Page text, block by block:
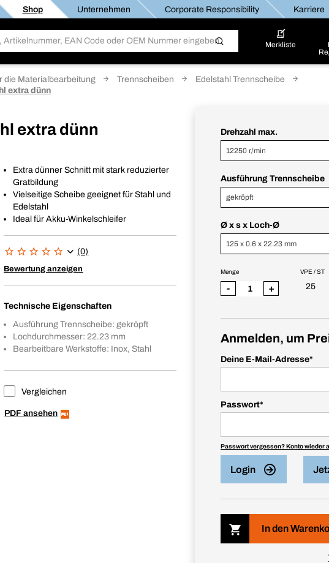
Shop Unternehmen Corporate Responsibility Karriere
Merkliste
die Materialbearbeitung Trennscheiben
Edelstahl Trennscheibe
extra dünn
extra dünn
Extra dünner Schnitt mit stark reduzierter
Gratbildung
Vielseitige Scheibe geeignet für Stahl und
Edelstahl
Ideal für Akku-Winkelschleifer
(0)
Bewertung anzeigen
Technische Eigenschaften
Ausführung Trennscheibe: gekröpft
Lochdurchmesser: 22.23 mm
Bearbeitbare Werkstoffe: Inox, Stahl
Vergleichen
PDF ansehen
Drehzahl max.
12250 r/min
Ausführung Trennscheibe
gekröpft
Ø x s x Loch-Ø
125 x 0.6 x 22.23 mm
VPE / ST
25
Menge
- +
Anmelden, um
Deine E-Mail-Adresse*
Passwort*
Passwort vergessen? Konto wieder
Login
In den